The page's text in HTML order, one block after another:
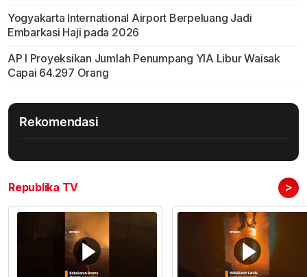
Yogyakarta International Airport Berpeluang Jadi
Embarkasi Haji pada 2026
AP I Proyeksikan Jumlah Penumpang YIA Libur Waisak
Capai 64.297 Orang
Rekomendasi
Republika TV >